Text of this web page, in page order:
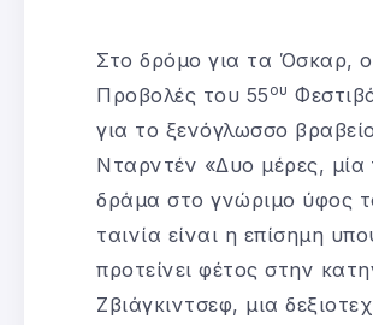
Στο δρόμο για τα Όσκαρ,
Προβολές του 55 ου
για το ξενόγλωσσο
Νταρντέν «Δυο μέρες, μία
δράμα στο γνώριμο ύφος
ταινία είναι η επίσημη
προτείνει φέτος στην
Ζβιάγκιντσεφ, μια